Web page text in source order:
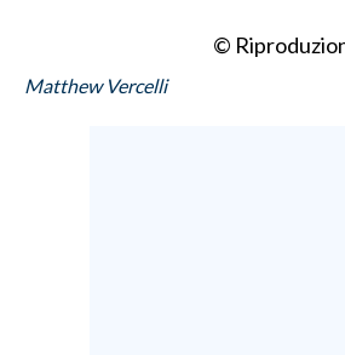
©
Matthew Vercelli